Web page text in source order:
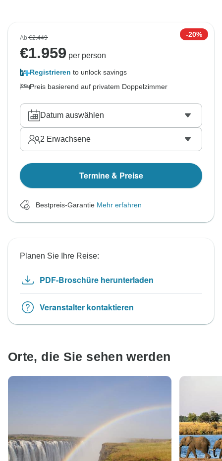
Ab€2.449 -20%
€1.959 per person
Registrieren to unlock savings
Preis basierend auf privatem Doppelzimmer
Datum auswählen
2 Erwachsene
Termine & Preise
Bestpreis-Garantie Mehr erfahren
Planen Sie Ihre Reise:
PDF-Broschüre herunterladen
Veranstalter kontaktieren
Orte, die Sie sehen werden